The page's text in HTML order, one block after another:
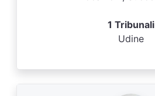
1 Tribunali
Udine